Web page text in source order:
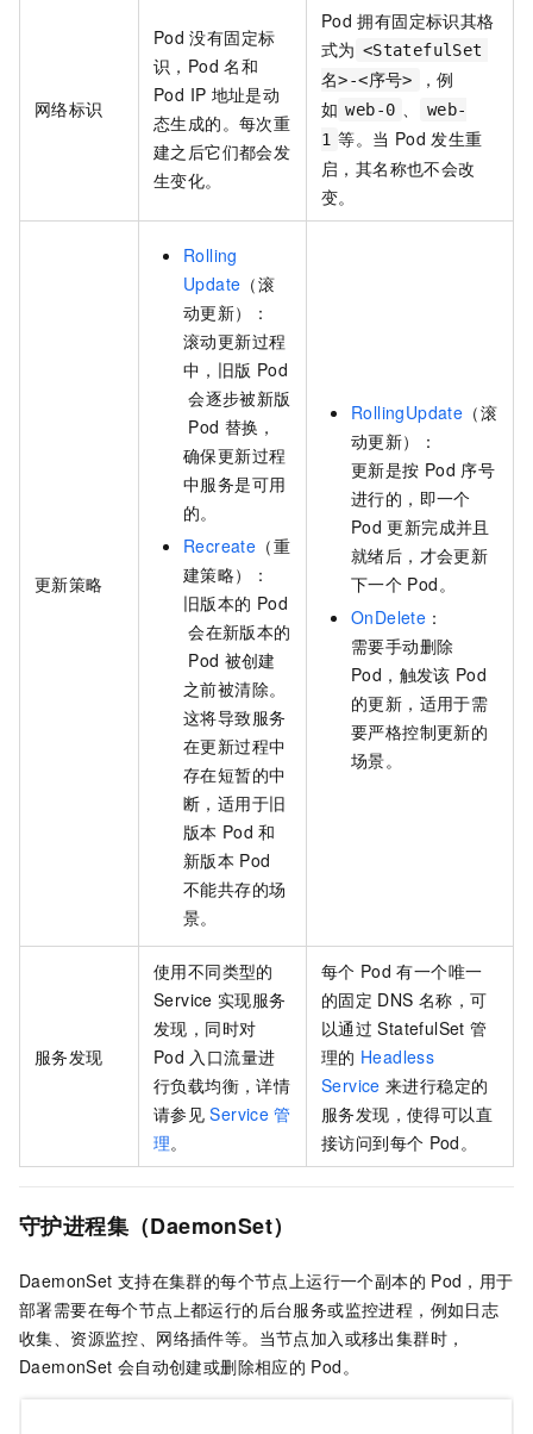
网络标识
Pod 没有固定标
识，Pod 名和
Pod IP 地址是动
态生成的。每次重
建之后它们都会发
生变化。
Pod 拥有固定标识其格
式为 <StatefulSet
名>-<序号>
，例
如 web-0 、
web-
1 等。当 Pod 发生重
启，其名称也不会改
变。
更新策略
Rolling
Update （滚
动更新）：
滚动更新过程
中，旧版 Pod
会逐步被新版
Pod 替换，
确保更新过程
中服务是可用
的。
Recreate （重
建策略）：
旧版本的 Pod
会在新版本的
Pod 被创建
之前被清除。
这将导致服务
在更新过程中
存在短暂的中
断，适用于旧
版本 Pod 和
新版本 Pod
不能共存的场
景。
RollingUpdate （滚
动更新）：
更新是按 Pod 序号
进行的，即一个
Pod 更新完成并且
就绪后，才会更新
下一个 Pod。
OnDelete ：
需要手动删除
Pod，触发该 Pod
的更新，适用于需
要严格控制更新的
场景。
服务发现
使用不同类型的
Service 实现服务
发现，同时对
Pod 入口流量进
行负载均衡，详情
请参见 Service 管
理。
每个 Pod 有一个唯一
的固定 DNS 名称，可
以通过 StatefulSet 管
理的 Headless
Service 来进行稳定的
服务发现，使得可以直
接访问到每个 Pod。
守护进程集（DaemonSet）
DaemonSet 支持在集群的每个节点上运行一个副本的 Pod，用于
部署需要在每个节点上都运行的后台服务或监控进程，例如日志
收集、资源监控、网络插件等。当节点加入或移出集群时，
DaemonSet 会自动创建或删除相应的 Pod。